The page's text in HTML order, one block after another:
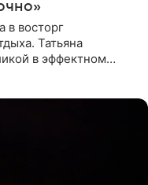
в восторг
Татьяна
в эффектном